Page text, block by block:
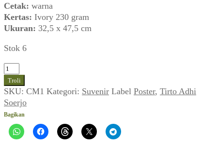
Cetak: warna
Kertas: Ivory 230 gram
Ukuran: 32,5 x 47,5 cm
Stok 6
Kuantitas
Poster
Tirto
Adhi
Soerjo
Troli
SKU: CM1 Kategori: Suvenir Label Poster, Tirto Adhi
Soerjo
Bagikan